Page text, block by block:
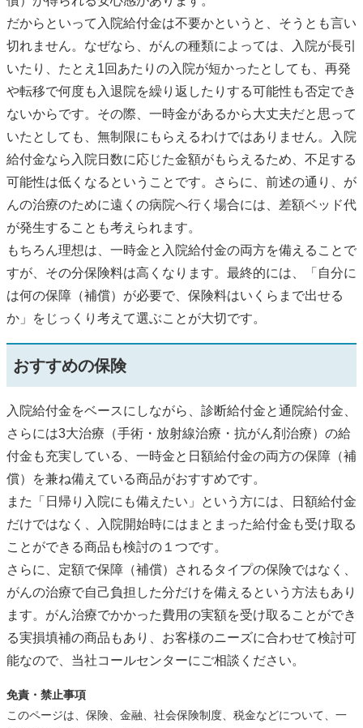
だからといって入院給付金は不要かというと、そうとも言い
切れません。なぜなら、がんの種類によっては、入院が長引
いたり、たとえ1回あたりの入院が短かったとしても、再発
や転移で何度も入退院を繰り返したりする可能性も否定でき
ないからです。その際、一時金があるから大丈夫だと思って
いたとしても、無制限にもらえるわけではありません。入院
給付金なら入院日数に応じた金額がもらえるため、不足する
可能性は低くなるということです。さらに、前述の通り、が
んの治療のために遠くの病院へ行く場合には、差額ベッド代
が発生することも考えられます。
もちろん理想は、一時金と入院給付金の両方を備えることで
すが、その分保険料は高くなります。最終的には、「自分に
は何の保障（補償）が必要で、保険料はいくらまで出せる
か」をじっくり考えて選ぶことが大切です。
おすすめの保険
入院給付金をベースにしながら、診断給付金と通院給付金、
さらには3大治療（手術・放射線治療・抗がん剤治療）の給
付金も充実している、一時金と日額給付金の両方の保障（補
償）を兼ね備えている商品がおすすめです。
また「日帰り入院にも備えたい」という方には、日額給付金
だけではなく、入院開始時にはまとまった給付金も受け取る
ことができる商品も検討の１つです。
さらに、定額で保障（補償）されるタイプの保険ではなく、
がんの治療で自己負担した分だけを備えるという方法もあり
ます。がん治療でかかった費用の実額を受け取ることができ
る実損填補の商品もあり、お客様のニーズに合わせて検討可
能なので、当社コールセンターにご相談ください。
免責・禁止事項
このページは、保険、金融、社会保険制度、税金などについて、一